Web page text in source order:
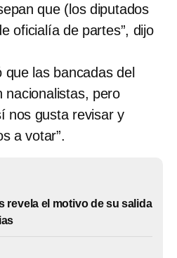
que (los diputados
oficialía de partes”, dijo
las bancadas del
nacionalistas, pero
nos gusta revisar y
a votar”.
revela el motivo de su salida